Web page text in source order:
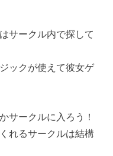
サークル内で探して
ックが使えて彼女ゲ
サークルに入ろう！
れるサークルは結構